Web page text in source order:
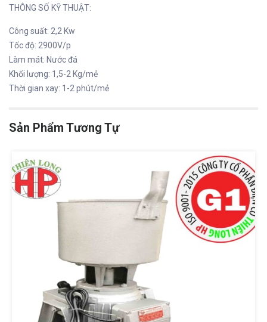
THÔNG SỐ KỸ THUẬT:
Công suất: 2,2 Kw
Tốc độ: 2900V/p
Làm mát: Nước đá
Khối lượng: 1,5-2 Kg/mẻ
Thời gian xay: 1-2 phút/mẻ
Sản Phẩm Tương Tự